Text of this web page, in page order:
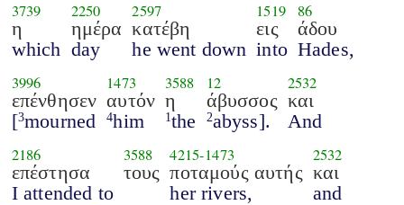
3739
η
which
2250
ημέρα
day
2597
κατέβη
he went down
1519
εις
into
86
άδου
Hades,
3996
επένθησεν
[3mourned
1473
αυτόν
4him
3588
η
1the
12
άβυσσος
2abyss].
2532
και
And
2186
επέστησα
I attended to
3588
τους
4215-1473
ποταμούς αυτής
her rivers,
2532
και
and